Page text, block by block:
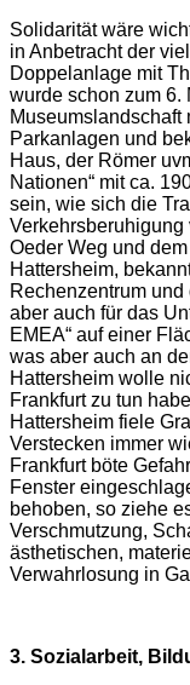
Solidarität wäre
in Anbetracht der
Doppelanlage mit
wurde schon zum 6.
Museumslandschaft
Parkanlagen und
Haus, der Römer
Nationen“ mit ca.
sein, wie sich die
Oeder Weg und
Hattersheim,
Rechenzentrum
aber auch für das
EMEA“ auf einer
was aber auch an
Hattersheim wolle
Frankfurt zu tun
Hattersheim fiele
Verstecken immer
Frankfurt böte
Fenster
behoben, so ziehe
Verschmutzung,
ästhetischen,
Verwahrlosung in
3. Sozialarbeit,